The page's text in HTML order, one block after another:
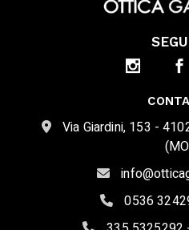
Via Giardini, 153 -
0536